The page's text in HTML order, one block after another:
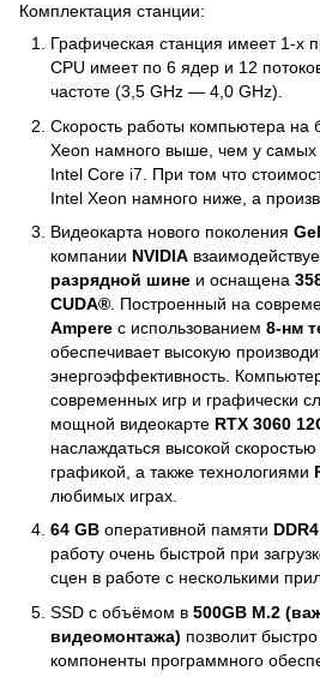
Комплектация станции:
Графическая станция имеет 1‐х
CPU имеет по 6 ядер и 12
частоте (3,5 GHz — 4,0 GHz).
Скорость работы компьютера на
Xeon намного выше, чем у самых
Intel Core i7. При том что
Intel Xeon намного ниже, а
Видеокарта нового поколения
компании NVIDIA
разрядной шине и оснащена
CUDA® . Построенный на
Ampere с использованием 8-нм
обеспечивает высокую
энергоэффективность.
современных игр и графически
мощной видеокарте RTX 3060
наслаждаться высокой
графикой, а также технологиями
любимых играх.
64 GB оперативной памяти
работу очень быстрой при
сцен в работе с несколькими
SSD с объёмом в 500GB M.2
видеомонтажа) позволит
компоненты программного